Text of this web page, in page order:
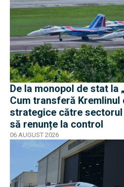
De la monopol de stat la
Cum transferă
strategice către
să renunțe la control
06 AUGUST 2026